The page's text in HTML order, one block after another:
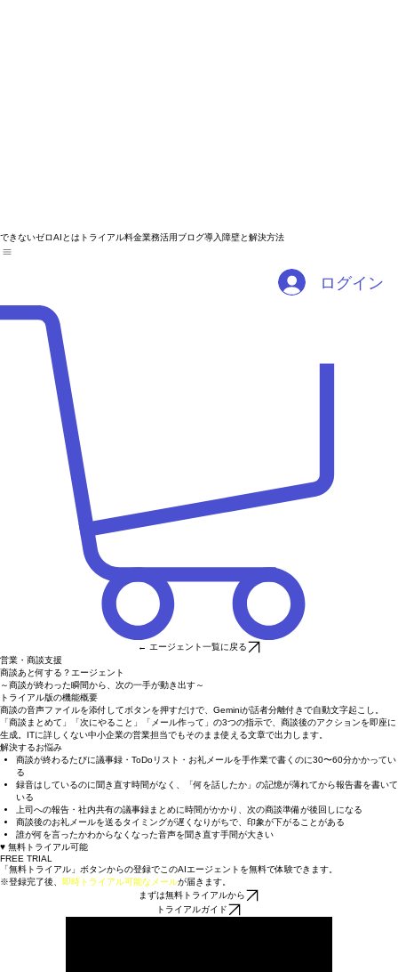
営業・商談支援
商談あと何する？エージェント
～商談が終わった瞬間から、次の一手が動き出す～
トライアル版の機能概要
商談の音声ファイルを添付してボタンを押すだけで、Geminiが話者分離付きで自動文字起こし。
「商談まとめて」「次にやること」「メール作って」の3つの指示で、商談後のアクションを即座に
生成。ITに詳しくない中小企業の営業担当でもそのまま使える文章で出力します。
解決するお悩み
商談が終わるたびに議事録・ToDoリスト・お礼メールを手作業で書くのに30〜60分かかってい
る
録音はしているのに聞き直す時間がなく、「何を話したか」の記憶が薄れてから報告書を書いて
いる
上司への報告・社内共有の議事録まとめに時間がかかり、次の商談準備が後回しになる
商談後のお礼メールを送るタイミングが遅くなりがちで、印象が下がることがある
誰が何を言ったかわからなくなった音声を聞き直す手間が大きい
♥ 無料トライアル可能
FREE TRIAL
「無料トライアル」ボタンからの登録でこのAIエージェントを無料で体験できます。
即時トライアル可能なメール が届きます。
まずは無料トライアルから